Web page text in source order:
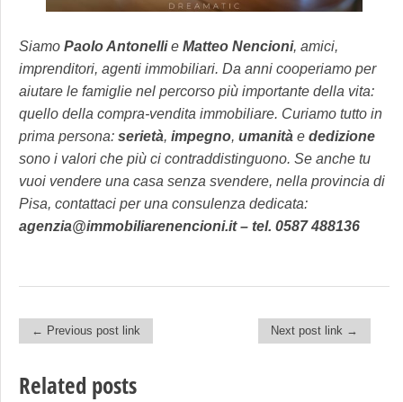
Siamo Paolo Antonellie Matteo Nencioni, amici,
imprenditori, agenti immobiliari. Da anni cooperiamo per
aiutare le famiglie nel percorso più importante della vita:
quello della compra-vendita immobiliare. Curiamo tutto in
prima persona: serietà, impegno, umanità e dedizione
sono i valori che più ci contraddistinguono. Se anche tu
vuoi vendere una casa senza svendere, nella provincia di
Pisa, contattaci per una consulenza dedicata:
agenzia@immobiliarenencioni.it – tel. 0587 488136
Post navigation
← Previous post link Next post link →
Related posts